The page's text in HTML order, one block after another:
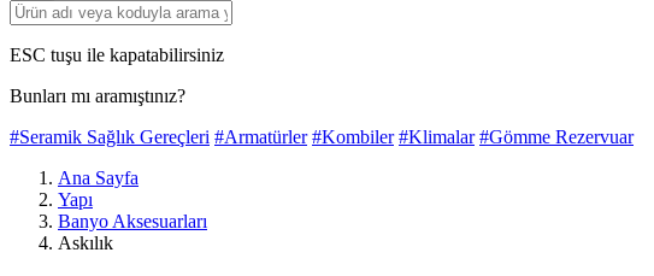
ESC tuşu ile kapatabilirsiniz
Bunları mı aramıştınız?
#Seramik Sağlık Gereçleri #Armatürler #Kombiler #Klimalar #Gömme Rezervuar
Ana Sayfa
Yapı
Banyo Aksesuarları
Askılık